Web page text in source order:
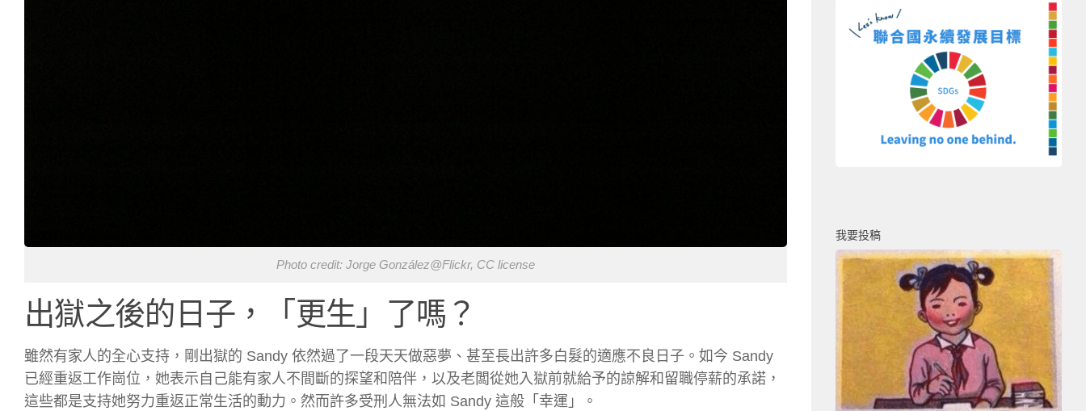
Photo credit: Jorge González@Flickr, CC license
出獄之後的日子，「更生」了嗎？
雖然有家人的全心支持，剛出獄的 Sandy 依然過了一段天天做惡夢、甚至長出許多白髮的適應不良日子。如今 Sandy
已經重返工作崗位，她表示自己能有家人不間斷的探望和陪伴，以及老闆從她入獄前就給予的諒解和留職停薪的承諾，
這些都是支持她努力重返正常生活的動力。然而許多受刑人無法如 Sandy 這般「幸運」。
我要投稿